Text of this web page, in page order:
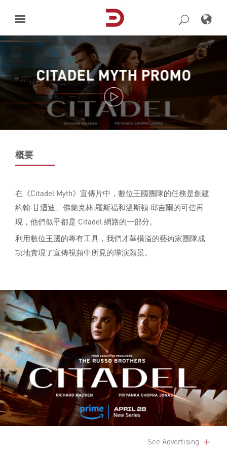
content
CITADEL MYTH PROMO
概要
在《Citadel Myth》宣傳片中，數位王國團隊的任務是創建
約翰·甘迺迪、佛蘭克林·羅斯福和溫斯頓·邱吉爾的可信再
現，他們似乎都是 Citadel 網路的一部分。
利用數位王國的專有工具，我們才華橫溢的藝術家團隊成
功地實現了宣傳視頻中所見的導演願景。
See Advertising